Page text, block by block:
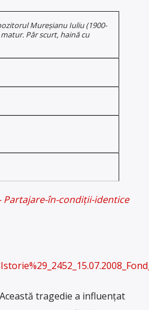
Mureșianu Iuliu (1900-
Păr scurt, haină cu
Partajare-în-condiții-identice
tragedie a influențat